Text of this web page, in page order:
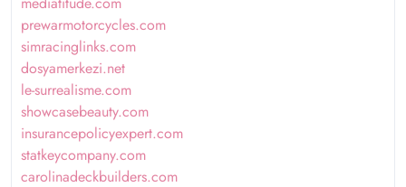
prewarmotorcycles.com
simracinglinks.com
dosyamerkezi.net
le-surrealisme.com
showcasebeauty.com
insurancepolicyexpert.com
statkeycompany.com
carolinadeckbuilders.com